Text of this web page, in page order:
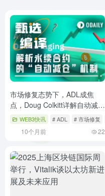
市场修复态势下，ADL成焦
点，Doug Colkitt详解自动减仓
机制？
WEB3快讯 # ADL # 市场修复
10个月前 22